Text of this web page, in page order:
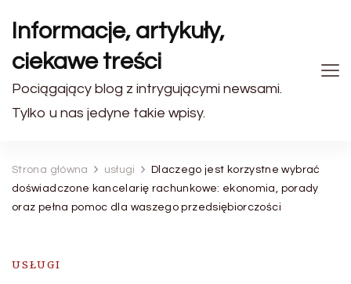
Informacje, artykuły,
ciekawe treści
Pociągający blog z intrygującymi newsami.
Tylko u nas jedyne takie wpisy.
Strona główna usługi
Dlaczego jest korzystne wybrać
doświadczone kancelarię rachunkowe: ekonomia, porady
oraz pełna pomoc dla waszego przedsiębiorczości
USŁUGI